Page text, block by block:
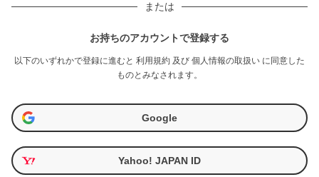
または
お持ちのアカウントで登録する
以下のいずれかで登録に進むと 利用規約 及び 個人情報の取扱い に同意した
ものとみなされます。
Google
Yahoo! JAPAN ID